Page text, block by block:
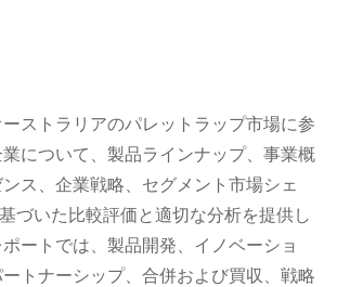
ストラリアのパレットラップ市場に参
について、製品ラインナップ、事業概
ス、企業戦略、セグメント市場シェ
づいた比較評価と適切な分析を提供し
ートでは、製品開発、イノベーショ
トナーシップ、合併および買収、戦略